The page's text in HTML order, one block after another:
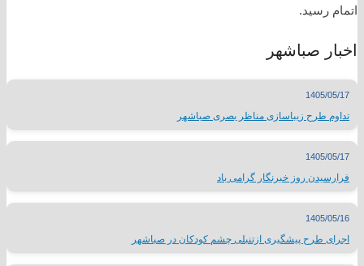
اتمام رسید.
اخبار صباشهر
1405/05/17
تداوم طرح زیباسازی مناظر بصری صباشهر
1405/05/17
فرارسیدن روز خبرنگار گرامی باد
1405/05/16
اجرای طرح پیشگیری ازتنبلی چشم کودکان در صباشهر